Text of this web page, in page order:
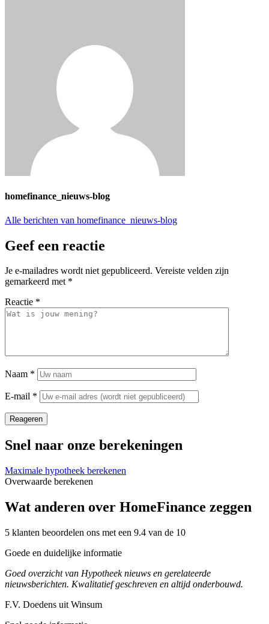
homefinance_nieuws-blog
Alle berichten van homefinance_nieuws-blog
Geef een reactie
Je e-mailadres wordt niet gepubliceerd. Vereiste velden zijn
gemarkeerd met *
Reactie *
Naam *
E-mail *
Reageren
Snel naar onze berekeningen
Maximale hypotheek berekenen
Overwaarde berekenen
Wat anderen over HomeFinance zeggen
5 klanten beoordelen ons met een 9.4 van de 10
Goede en duidelijke informatie
Goed overzicht van Hypotheek nieuws en gerelateerde
nieuwsberichten. Kwalitatief geschreven en altijd onderbouwd.
F.V. Doedens uit Winsum